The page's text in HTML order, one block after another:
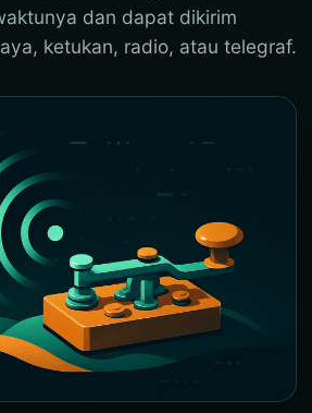
dan dapat dikirim
ketukan, radio, atau telegraf.